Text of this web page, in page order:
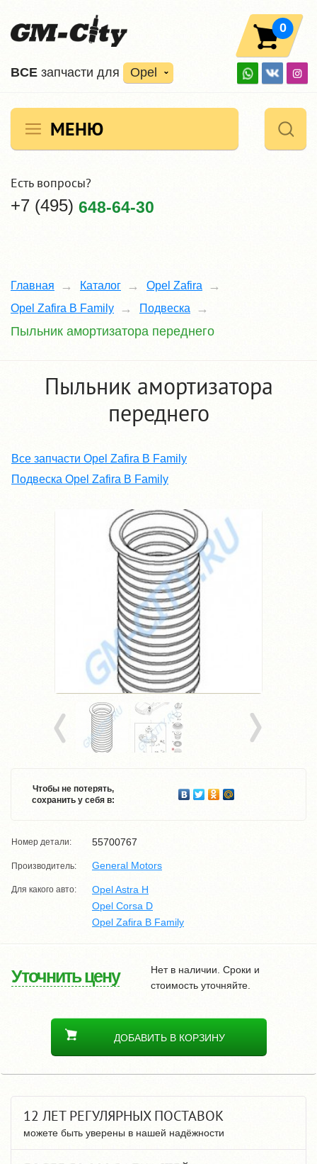
ВCE запчасти для Opel
0
МЕНЮ
Есть вопросы?
+7 (495) 648-64-30
Главная Каталог
Opel Zafira
Opel Zafira B Family
Подвеска
Пыльник амортизатора переднего
Пыльник амортизатора
переднего
Все запчасти Opel Zafira B Family
Подвеска Opel Zafira B Family
Чтобы не потерять,
сохранить у себя в:
Номер детали: 55700767
Производитель: General Motors
Для какого авто:
Opel Astra H
Opel Corsa D
Opel Zafira B Family
Уточнить цену
Нет в наличии. Сроки и
стоимость уточняйте.
ДОБАВИТЬ В КОРЗИНУ
12 ЛЕТ РЕГУЛЯРНЫХ ПОСТАВОК
можете быть уверены в нашей надёжности